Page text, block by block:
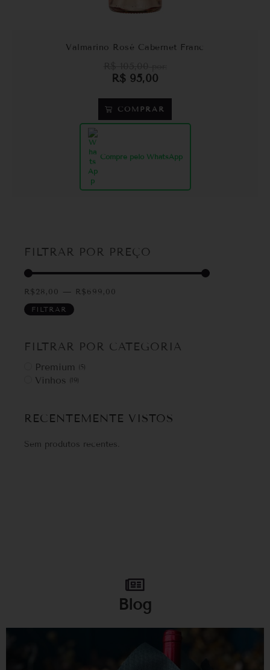
FILTRAR POR PREÇO
R$28,00 — R$699,00
FILTRAR
FILTRAR POR CATEGORIA
Premium ( 5)
Vinhos ( 19)
RECENTEMENTE VISTOS
Sem produtos recentes.
Valmarino Rosé Cabernet Franc
R$ 95,00
COMPRAR
Compre pelo WhatsApp
Blog